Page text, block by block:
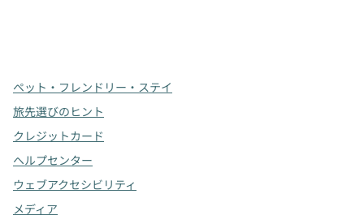
ペット・フレンドリー・ステイ
旅先選びのヒント
クレジットカード
ヘルプセンター
ウェブアクセシビリティ
メディア